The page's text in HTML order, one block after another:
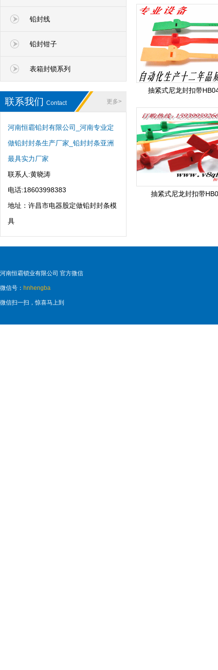
铅封线
铅封钳子
表箱封锁系列
更多>
联系我们 Contact
河南恒霸铅封有限公司_河南专业定
做铅封封条生产厂家_铅封封条亚洲
最具实力厂家
联系人:黄晓涛
电话:18603998383
地址：许昌市电器股定做铅封封条模
具
抽紧式尼龙封扣带
抽紧式尼龙封扣带
河南恒霸锁业有限公司 官方微信
微信号： hnhengba
微信扫一扫，惊喜马上到